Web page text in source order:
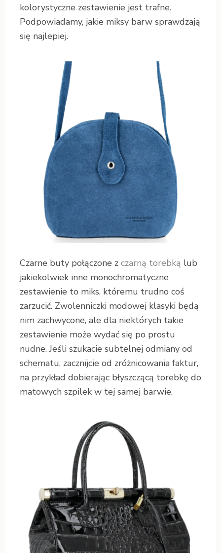
kolorystyczne zestawienie jest trafne.
Podpowiadamy, jakie miksy barw sprawdzają
się najlepiej.
Czarne buty połączone z czarną torebką lub
jakiekolwiek inne monochromatyczne
zestawienie to miks, któremu trudno coś
zarzucić. Zwolenniczki modowej klasyki będą
nim zachwycone, ale dla niektórych takie
zestawienie może wydać się po prostu
nudne. Jeśli szukacie subtelnej odmiany od
schematu, zacznijcie od zróżnicowania faktur,
na przykład dobierając błyszczącą torebkę do
matowych szpilek w tej samej barwie.